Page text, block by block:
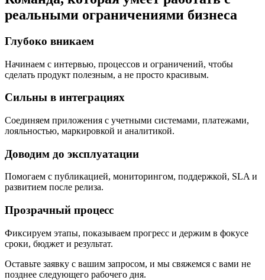
реальными ограничениями бизнеса
Глубоко вникаем
Начинаем с интервью, процессов и ограничений, чтобы
сделать продукт полезным, а не просто красивым.
Сильны в интеграциях
Соединяем приложения с учетными системами, платежами,
лояльностью, маркировкой и аналитикой.
Доводим до эксплуатации
Помогаем с публикацией, мониторингом, поддержкой, SLA и
развитием после релиза.
Прозрачный процесс
Фиксируем этапы, показываем прогресс и держим в фокусе
сроки, бюджет и результат.
Оставьте заявку с вашим запросом, и мы свяжемся с вами не
позднее следующего рабочего дня.